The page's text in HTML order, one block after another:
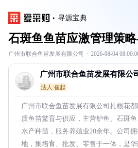
寻源宝典
石斑鱼鱼苗应激管理策
广州市联合鱼苗发展有限公司 · 2026-08-04
广州市联合鱼苗发展有限公
法人:崔起
广州市联合鱼苗发展有限公司扎根花
质鱼苗繁育与供应，主营鲈鱼、石斑
水产种苗，服务养殖业20余年。公司
地，集培育、批发、零售于一体，是